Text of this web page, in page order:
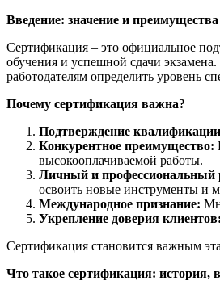
Введение: значение и
Сертификация – это официальное
обучения и успешной сдачи
работодателям определить уровень
Почему сертификация важна?
Подтверждение
Конкурентное преимущество:
высокооплачиваемой работы.
Личный и профессиональный
освоить новые инструменты и
Международное признание:
Укрепление доверия клиентов:
Сертификация становится важным
Что такое сертификация: история,